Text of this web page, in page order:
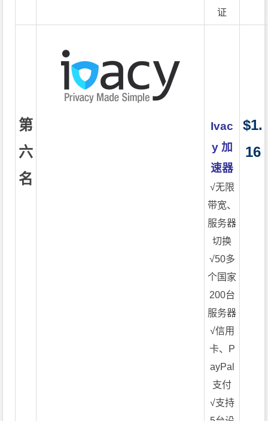
证
第
六
名
Ivac
y 加
速器
√无限
带宽、
服务器
切换
√50多
个国家
200台
服务器
√信用
卡、P
ayPal
支付
√支持
$1.
16